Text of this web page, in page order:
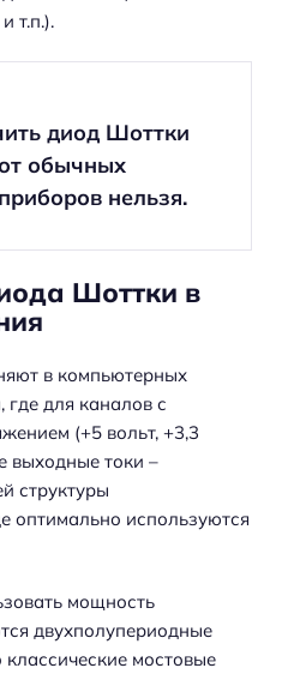
т.п.).
диод Шоттки
обычных
нельзя.
Шоттки в
в компьютерных
для каналов с
(+5 вольт, +3,3
выходные токи –
структуры
оптимально используются
мощность
двухполупериодные
мостовые